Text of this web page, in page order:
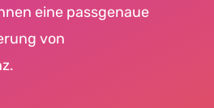
eine passgenaue
von